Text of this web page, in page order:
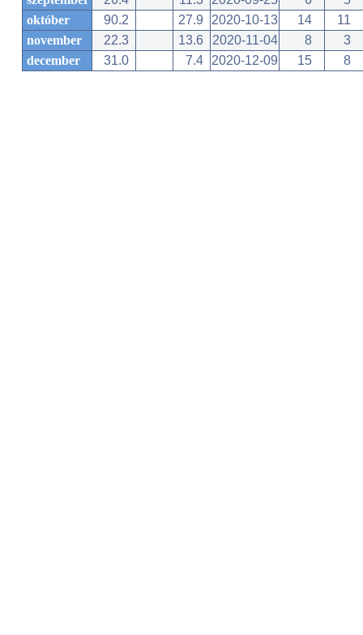
október
90.2 27.9 2020-10-13 14
11
november
22.3 13.6 2020-11-04 8
3
december
31.0 7.4 2020-12-09 15 8